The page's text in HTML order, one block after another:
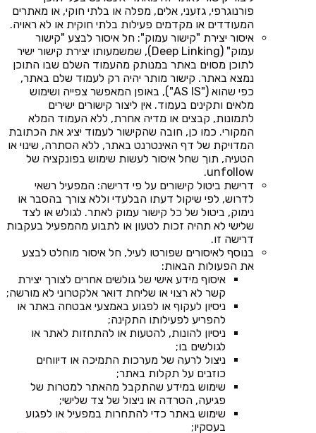
פורנוגרפי, גזעני, אלים, מפלה או בלתי חוקי, או מאתרים
המעודדים או מקדמים פעילות בלתי חוקית או לא ראויה.
איסור יצירת "קישור עמוק": חל איסור לבצע "קישור
עמוק" (Deep Linking), שמשמעותו יצירת קישור ישיר
לתוכן מסוים באתר במנותק מהעמוד השלם שבו התוכן
נמצא באתר. קישור מותר יהיה רק לעמוד שלם באתר,
כפי שהוא ("AS IS"), באופן המאפשר צפייה ושימוש
מלאים ותקינים בעמוד. אין ליצור קישורים ישירים
לתמונות, קבצים או מדיה אחרת, ללא העמוד המלא
המקורי. כמו כן, חובה שהקישור לעמוד יציג את הכתובת
המדויקת של דף האינטרנט באתר, ללא הסתרה, שינוי או
הטעיה, תוך שחל איסור לעשות שימוש בפונקציה של
unfollow.
דרישת ביטול קישורים על פי דרישה: המפעיל רשאי
לדרוש, לפי שיקול דעתו הבלעדי וללא צורך בהסבר או
נימוק, ביטול של כל קישור עמוק לאתר. לגולש או לצד
שלישי לא תהיה זכות לטעון או לתבוע מהמפעיל בעקבות
דרישה זו.
בנוסף לאיסורים שפורטו לעיל, חל איסור מוחלט לבצע
את הפעולות הבאות:
איסוף מידע אישי של גולשים אחרים לצורך יצירת
קשר לא רצוי או שליחת דואר אלקטרוני לא מורשה;
ניסיון לעקוף או לפגוע באמצעי אבטחה באתר או
להפריע לפעילותו התקינה;
ניסיון להונות, להטעות או להתחזות לאתר או
לגולשים בו;
ניצול לרעה של מערכות התמיכה או דיווחים
כוזבים על תקלות באתר;
שימוש במידע שהתקבל מהאתר למטרות של
פגיעה, הטרדה או ניצול של צד שלישי;
שימוש באתר כדי להתחרות במפעיל או לפגוע
בעסקיו;